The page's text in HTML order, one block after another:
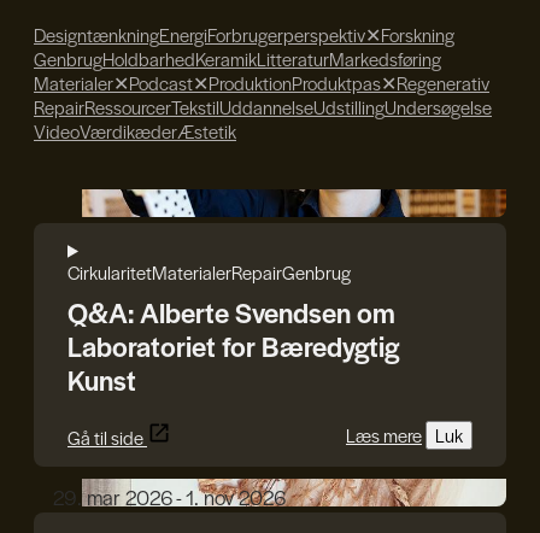
DesigntænkningEnergiForbrugerperspektiv✕Forskning
GenbrugHoldbarhedKeramikLitteraturMarkedsføring
Materialer✕Podcast✕ProduktionProduktpas✕Regenerativ
RepairRessourcerTekstilUddannelseUdstillingUndersøgelse
VideoVærdikæderÆstetik
Søren Svendsen
CirkularitetMaterialerRepairGenbrug
Q&A: Alberte Svendsen om
Laboratoriet for Bæredygtig
Kunst
Gå til side Læs mere Luk
Karin Lorentzen
29. mar 2026 - 1. nov 2026